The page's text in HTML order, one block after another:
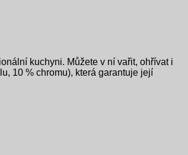
kuchyni. Můžete v ní vařit, ohřívat i
10 % chromu), která garantuje její